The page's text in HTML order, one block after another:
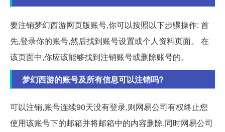
要注销梦幻西游网页版账号,你可以按照以下步骤操作: 首
先,登录你的账号,然后找到账号设置或个人资料页面。 在
该页面中,你应该能够找到注销账号或删除账号的。
梦幻西游的账号及所有信息可以注销吗?
可以注销,账号连续90天没有登录,则网易公司有权终止您
使用该账号下的邮箱并将邮箱中的内容删除,同时网易公司